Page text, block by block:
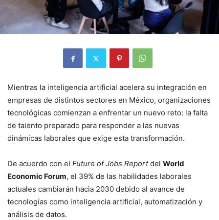
Mientras la inteligencia artificial acelera su integración en
empresas de distintos sectores en México, organizaciones
tecnológicas comienzan a enfrentar un nuevo reto: la falta
de talento preparado para responder a las nuevas
dinámicas laborales que exige esta transformación.
De acuerdo con el Future of Jobs Reportdel World
Economic Forum, el 39% de las habilidades laborales
actuales cambiarán hacia 2030 debido al avance de
tecnologías como inteligencia artificial, automatización y
análisis de datos.